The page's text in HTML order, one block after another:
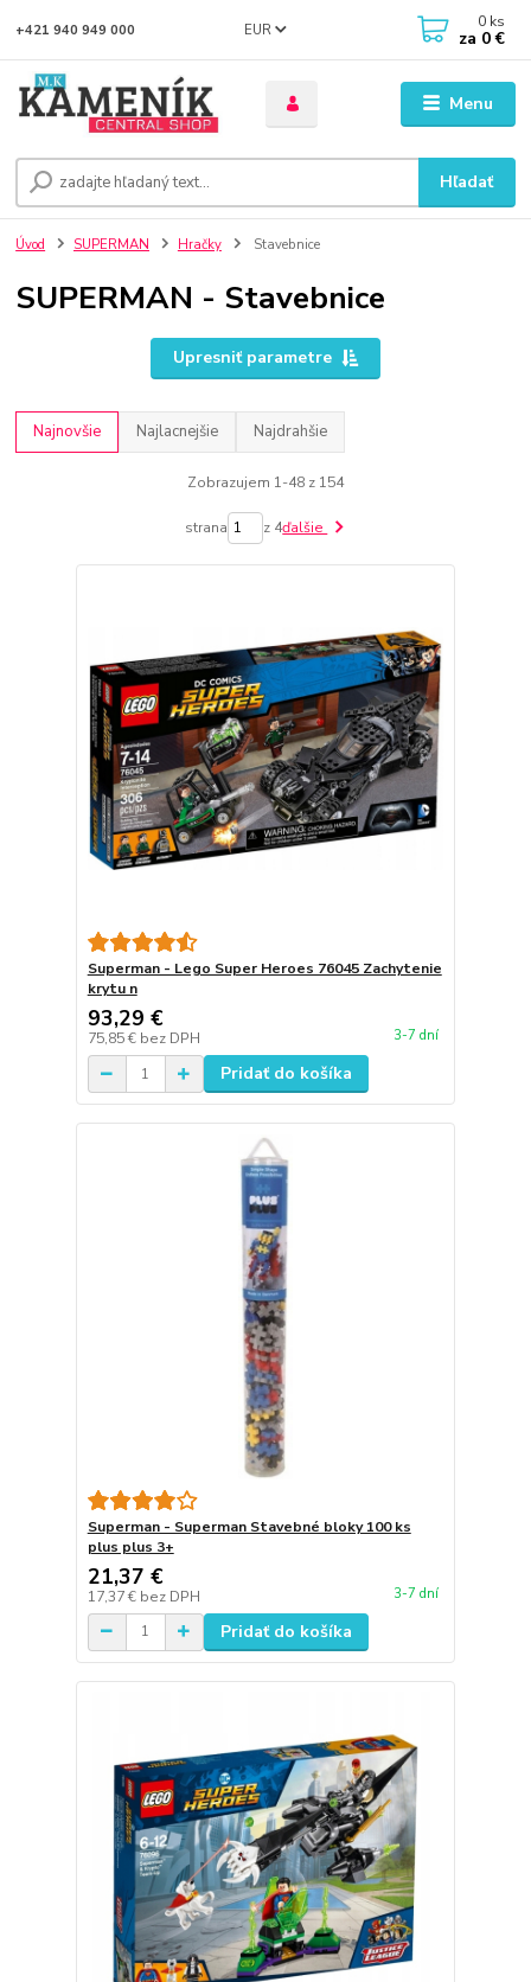
Menu
EUR
Hľadať
+421 940 949 000 0 ks
za 0 €
Úvod SUPERMAN Hračky Stavebnice
SUPERMAN - Stavebnice
Upresniť parametre
Najnovšie Najlacnejšie Najdrahšie
Zobrazujem 1-48 z 154
strana z 4ďalšie
Superman - Lego Super Heroes 76045 Zachytenie
krytu n
93,29 €
75,85 € bez DPH 3-7 dní
Pridať do košíka
Superman - Superman Stavebné bloky 100 ks
plus plus 3+
21,37 €
17,37 € bez DPH 3-7 dní
Pridať do košíka